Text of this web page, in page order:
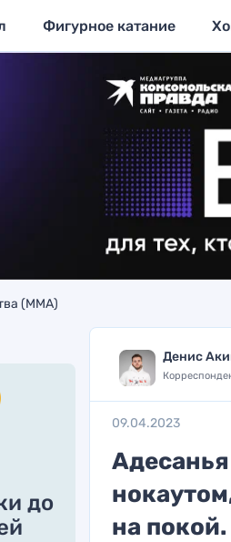
Фигурное катание
(MMA)
до
Денис
09.04.2023
на